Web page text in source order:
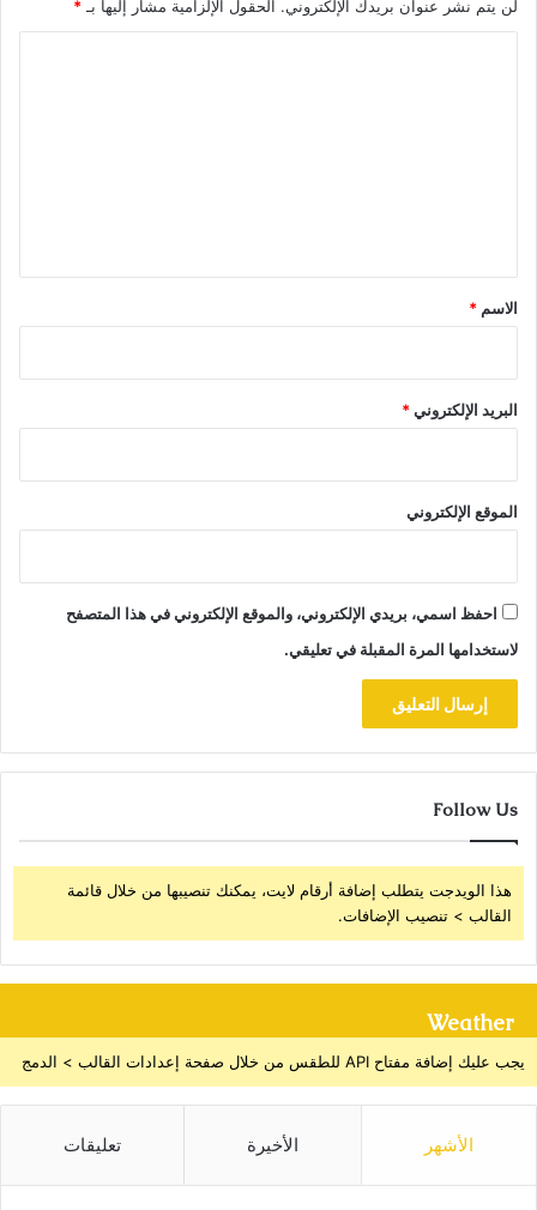
لن يتم نشر عنوان بريدك الإلكتروني. الحقول الإلزامية مشار إليها بـ *
*
الاسم *
البريد الإلكتروني*
الموقع الإلكتروني
احفظ اسمي، بريدي الإلكتروني، والموقع الإلكتروني في هذا المتصفح
لاستخدامها المرة المقبلة في تعليقي.
Follow Us
هذا الويدجت يتطلب إضافة أرقام لايت، يمكنك تنصيبها من خلال قائمة
القالب > تنصيب الإضافات.
Weather
يجب عليك إضافة مفتاح API للطقس من خلال صفحة إعدادات القالب > الدمج
الأشهر الأخيرة تعليقات